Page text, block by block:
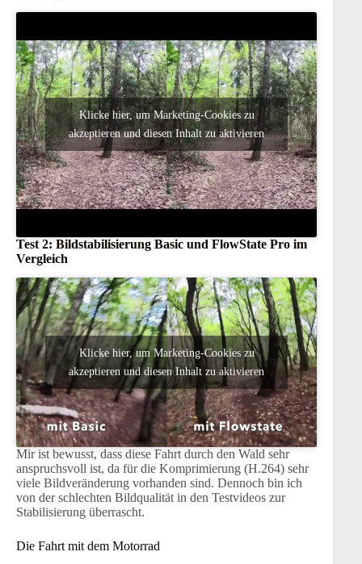
Klicke hier, um Marketing-Cookies zu
akzeptieren und diesen Inhalt zu aktivieren
Test 2: Bildstabilisierung Basic und FlowState Pro im
Vergleich
Klicke hier, um Marketing-Cookies zu
akzeptieren und diesen Inhalt zu aktivieren
Mir ist bewusst, dass diese Fahrt durch den Wald sehr
anspruchsvoll ist, da für die Komprimierung (H.264) sehr
viele Bildveränderung vorhanden sind. Dennoch bin ich
von der schlechten Bildqualität in den Testvideos zur
Stabilisierung überrascht.
Die Fahrt mit dem Motorrad